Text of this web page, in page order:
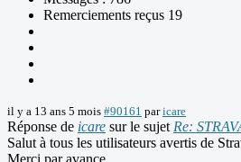
Remerciements reçus 19
il y a 13 ans 5 mois #90161 paricare
Réponse de icare sur le sujet Re:
Salut à tous les utilisateurs avertis de
Merci par avance.